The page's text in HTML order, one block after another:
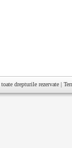
toate drepturile rezervate |